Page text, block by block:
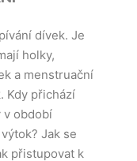
dívek. Je
holky,
a menstruační
Kdy přichází
v období
Jak se
přistupovat k